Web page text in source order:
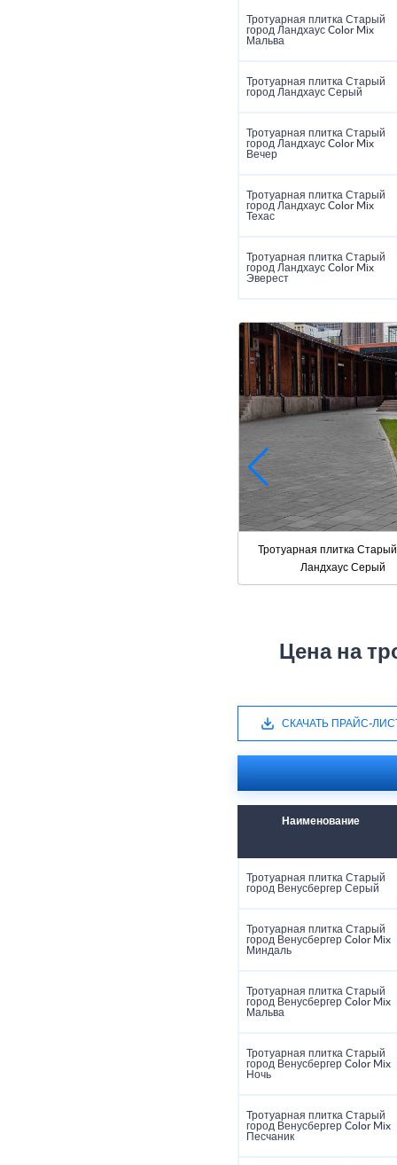
Тротуарная плитка Старый
город Ландхаус Color Mix
Мальва
Тротуарная плитка Старый
город Ландхаус Серый
Тротуарная плитка Старый
город Ландхаус Color Mix
Вечер
Тротуарная плитка Старый
город Ландхаус Color Mix
Техас
Тротуарная плитка Старый
город Ландхаус Color Mix
Эверест
Тротуарная плитка
Ландхаус Серый
Цена на
СКАЧАТЬ ПРАЙС-
Наименование
Тротуарная плитка Старый
город Венусбергер Серый
Тротуарная плитка Старый
город Венусбергер Color Mix
Миндаль
Тротуарная плитка Старый
город Венусбергер Color Mix
Мальва
Тротуарная плитка Старый
город Венусбергер Color Mix
Ночь
Тротуарная плитка Старый
город Венусбергер Color Mix
Песчаник